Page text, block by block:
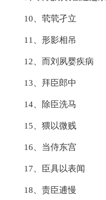
10、茕茕孑立
11、形影相吊
12、而刘夙婴疾病
13、拜臣郎中
14、除臣洗马
15、猥以微贱
16、当侍东宫
17、臣具以表闻
18、责臣逋慢